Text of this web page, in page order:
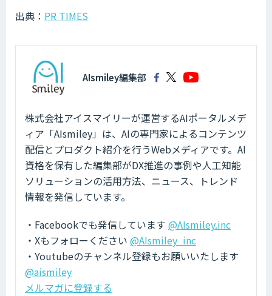
出典： PR TIMES
AIsmiley編集部
株式会社アイスマイリーが運営するAIポータルメデ
ィア「AIsmiley」は、AIの専門家によるコンテンツ
配信とプロダクト紹介を行うWebメディアです。AI
資格を保有した編集部がDX推進の事例や人工知能
ソリューションの活用方法、ニュース、トレンド
情報を発信しています。
・Facebookでも発信しています @AIsmiley.inc
・Xもフォローください @AIsmiley_inc
・Youtubeのチャンネル登録もお願いいたします
@aismiley
メルマガに登録する